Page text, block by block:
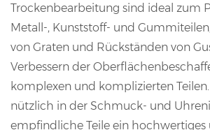
Trockenbearbeitung sind ideal zum
Metall-, Kunststoff- und
von Graten und Rückständen von
Verbessern der
komplexen und komplizierten
nützlich in der Schmuck- und
empfindliche Teile ein hochwertiges